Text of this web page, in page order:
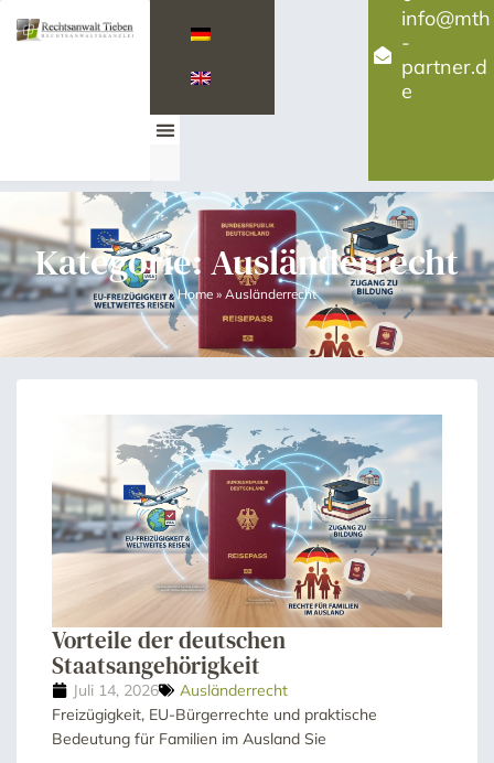
info@mth
-
partner.d
e
Kategorie: Ausländerrecht
Home » Ausländerrecht
Vorteile der deutschen
Staatsangehörigkeit
Juli 14, 2026
Ausländerrecht
Freizügigkeit, EU-Bürgerrechte und praktische
Bedeutung für Familien im Ausland Sie